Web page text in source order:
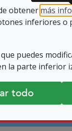
obtener más
inferiores o
puedes
la parte inferior
todo
de
en SUPO:
317